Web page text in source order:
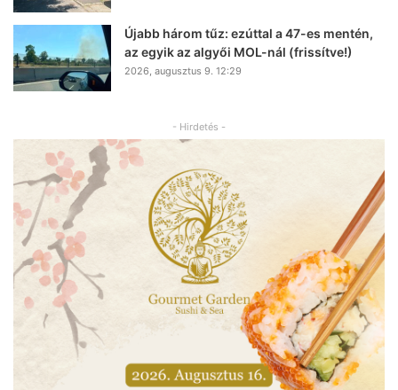
Újabb három tűz: ezúttal a 47-es mentén,
az egyik az algyői MOL-nál (frissítve!)
2026, augusztus 9. 12:29
- Hirdetés -